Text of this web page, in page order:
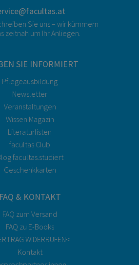
Sie uns – wir kümmern
zeitnah um Ihr Anliegen.
SIE INFORMIERT
Pflegeausbildung
Newsletter
Veranstaltungen
Wissen Magazin
Literaturlisten
facultas Club
facultas.studiert
Geschenkkarten
FAQ & KONTAKT
FAQ zum Versand
FAQ zu E-Books
WIDERRUFEN<
Kontakt